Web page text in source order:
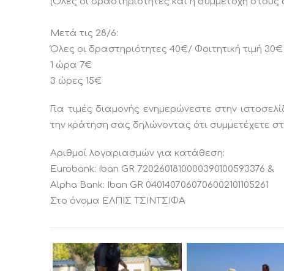
Μετά τις 28/6:
Όλες οι δραστηριότητες 40€/ Φοιτητική τιμή 30€
1 ώρα 7€
3 ώρες 15€
Για τιμές διαμονής ενημερώνεστε στην
την κράτηση σας δηλώνοντας ότι συμμετέχετε
Αριθμοί λογαριασμών για κατάθεση:
Eurobank: Iban GR 7202601810000390100593376 &
Alpha Bank: Iban GR 0401407060706002101105261
Στο όνομα ΕΛΠΙΣ ΤΣΙΝΤΣΙΦΑ